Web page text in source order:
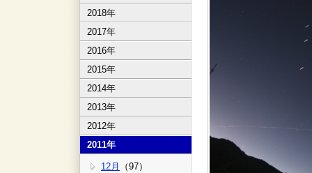
2018年
2017年
2016年
2015年
2014年
2013年
2012年
2011年
12月
（97）